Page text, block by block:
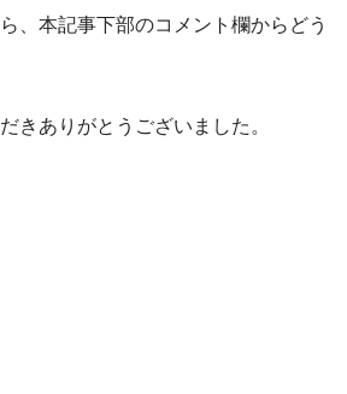
、本記事下部のコメント欄からどう
きありがとうございました。